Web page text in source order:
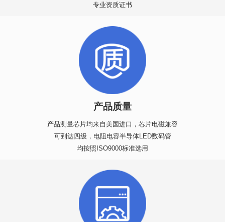
专业资质证书
产品质量
产品测量芯片均来自美国进口，芯片电磁兼容
可到达四级，电阻电容半导体LED数码管
均按照ISO9000标准选用